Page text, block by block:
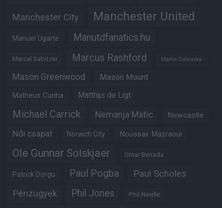
Manchester City Manchester United
Manuel Ugarte Manutdfanatics.hu
Marcel Sabitzer Marcus Rashford Martin Dubravka
Mason Greenwood Mason Mount
Matheus Cunha Matthijs de Ligt
Michael Carrick Nemanja Matic Newcastle
Női csapat Norwich City Noussair Mazraoui
Ole Gunnar Solskjaer Omar Berrada
Patrick Dorgu Paul Pogba Paul Scholes
Pénzügyek Phil Jones Phil Neville